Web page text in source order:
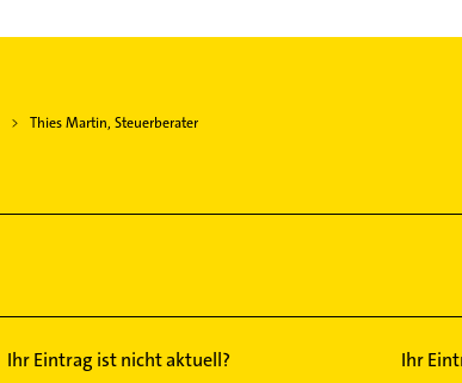
Thies Martin, Steuerberater
Ihr Eintrag ist nicht aktuell?
Ihr